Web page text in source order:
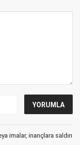
imalar, inançlara saldırı